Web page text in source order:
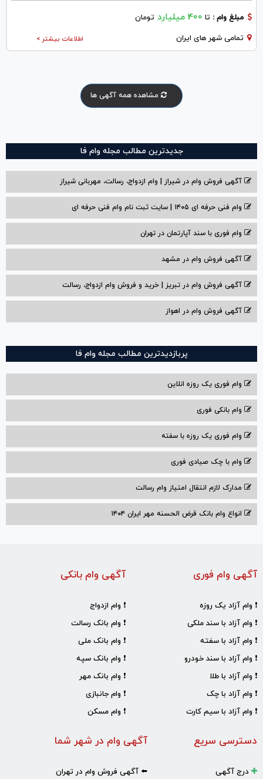
مبلغ وام : تا 400 میلیارد تومان
اطلاعات بیشتر > تمامی شهر های ایران
مشاهده همه آگهی ها
جدیدترین مطالب مجله وام فا
آگهی فروش وام در شیراز | وام ازدواج، رسالت، مهربانی شیراز
وام فنی حرفه ای ۱۴۰۵ | سایت ثبت نام وام فنی حرفه ای
وام فوری با سند آپارتمان در تهران
آگهی فروش وام در مشهد
آگهی فروش وام در تبریز | خرید و فروش وام ازدواج، رسالت
آگهی فروش وام در اهواز
پربازدیدترین مطالب مجله وام فا
وام فوری یک روزه انلاین
وام بانکی فوری
وام فوری یک روزه با سفته
وام با‌ چک صیادی‌ فوری
مدارک لازم انتقال امتیاز وام رسالت
انواع وام بانک قرض الحسنه مهر ایران ۱۴۰۴
آگهی وام بانکی
❗ وام ازدواج
❗ وام بانک رسالت
❗ وام بانک ملی
❗ وام بانک سپه
❗ وام بانک مهر
❗ وام جانبازی
❗ وام مسکن
آگهی وام فوری
❗ وام آزاد یک روزه
❗ وام آزاد با سند ملکی
❗ وام آزاد با سفته
❗ وام آزاد با سند خودرو
❗ وام آزاد با طلا
❗ وام آزاد با چک
❗ وام آزاد با سیم کارت
آگهی وام در شهر شما
⬅️ آگهی فروش وام در تهران
دسترسی سریع
درج آگهی